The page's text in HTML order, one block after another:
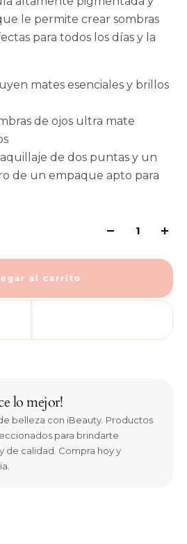
le permite crear sombras
para todos los días y la
mates esenciales y brillos
de ojos ultra mate
de dos puntas y un
de un empaque apto para
al carrito
lo mejor!
belleza con iBeauty. Productos
para brindarte
de calidad. Compra hoy y